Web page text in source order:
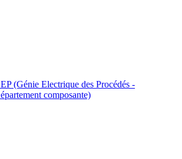
(Génie Electrique des Procédés -
composante)